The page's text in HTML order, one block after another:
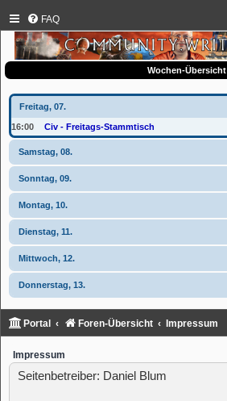
FAQ
Wochen-Übersicht
Freitag, 07.
16:00 Civ - Freitags-Stammtisch
Samstag, 08.
Sonntag, 09.
Montag, 10.
Dienstag, 11.
Mittwoch, 12.
Donnerstag, 13.
Portal Foren-Übersicht Impressum
Impressum
Seitenbetreiber: Daniel Blum